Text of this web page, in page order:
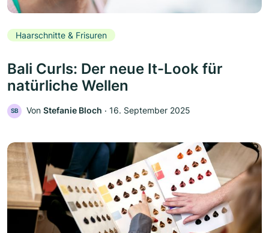
Haarschnitte & Frisuren
Bali Curls: Der neue It-Look für
natürliche Wellen
SB Von Stefanie Bloch ‧ 16. September 2025